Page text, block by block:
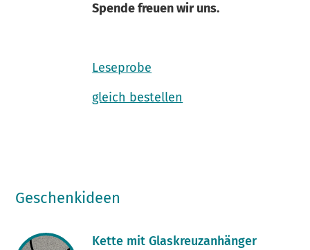
Spende freuen wir uns.
Leseprobe
gleich bestellen
Geschenkideen
Kette mit Glaskreuzanhänger